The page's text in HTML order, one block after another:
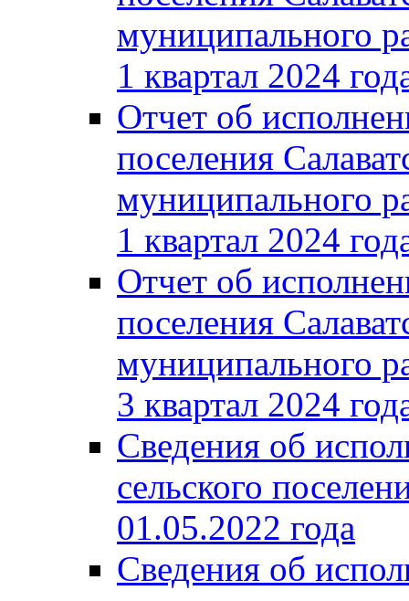
муниципального
1 квартал 2024
Отчет об
поселения
муниципального
1 квартал 2024
Отчет об
поселения
муниципального
3 квартал 2024
Сведения об
сельского
01.05.2022 года
Сведения об